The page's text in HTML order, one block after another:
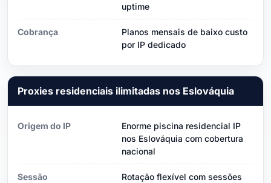
uptime
Cobrança
Planos mensais de baixo custo
por IP dedicado
Proxies residenciais ilimitadas nos Eslováquia
Origem do IP
Enorme piscina residencial IP
nos Eslováquia com cobertura
nacional
Sessão
Rotação flexível com sessões